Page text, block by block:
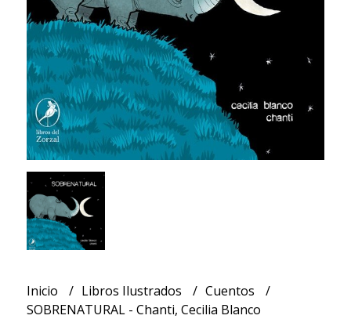
Inicio Libros Ilustrados
Cuentos
SOBRENATURAL - Chanti, Cecilia Blanco